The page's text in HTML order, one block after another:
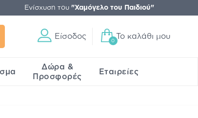
Ενίσχυση του "Χαμόγελο του Παιδιού"
Είσοδος
0
Το καλάθι μου
Δώρα &
Προσφορές
Εταιρείες